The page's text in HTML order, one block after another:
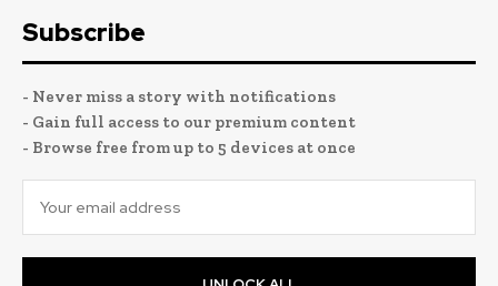
Subscribe
- Never miss a story with notifications
- Gain full access to our premium content
- Browse free from up to 5 devices at once